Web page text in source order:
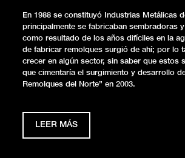
En 1988 se constituyó Industrias Metálicas
principalmente se fabricaban sembradoras
como resultado de los años difíciles en la
de fabricar remolques surgió de ahí; por lo
crecer en algún sector, sin saber que estos
que cimentaría el surgimiento y desarrollo
Remolques del Norte” en 2003.
LEER MÁS